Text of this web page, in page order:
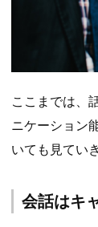
ここまでは、
ニケーション
いても見てい
会話はキ